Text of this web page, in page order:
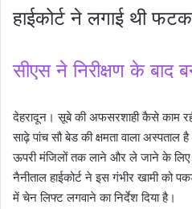
हाईकोर्ट ने लगाई थी
सीएस ने निरीक्षण के बाद
देहरादून। सूबे की अफसरशाही कैसे काम रही
साढ़े पांच सौ बेड की क्षमता वाला
ऊपरी मंजिलों तक लाने और ले जाने के लिए
नैनीताल हाईकोर्ट ने इस गंभीर खामी को
में चेन लिफ्ट लगवाने का निर्देश दिया है।